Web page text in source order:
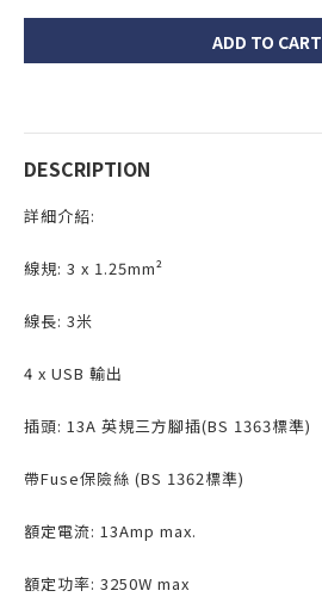
ADD TO CART
DESCRIPTION
詳細介紹:
線規: 3 x 1.25mm²
線長: 3米
4 x USB 輸出
插頭: 13A 英規三方腳插(BS 1363標準)
帶Fuse保險絲 (BS 1362標準)
額定電流: 13Amp max.
額定功率: 3250W max